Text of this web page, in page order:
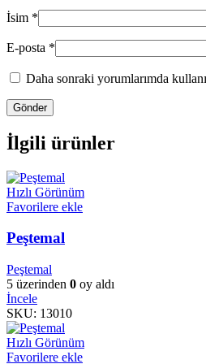
İsim *
E-posta *
Daha sonraki yorumlarımda
İlgili ürünler
Hızlı Görünüm
Favorilere ekle
Peştemal
Peştemal
5 üzerinden 0 oy aldı
İncele
SKU: 13010
Hızlı Görünüm
Favorilere ekle